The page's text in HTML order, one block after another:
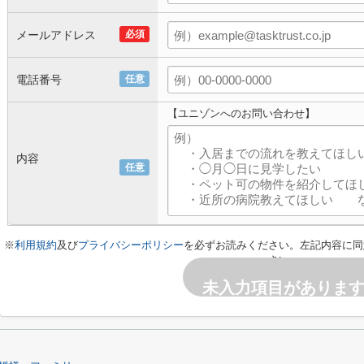
必須
メールアドレス
任意
電話番号
任意
内容
【ユニゾンへのお問い合わせ】
※利用規約及びプライバシーポリシーを必ずお読みください。左記内容に
さい。
未入力項目があります